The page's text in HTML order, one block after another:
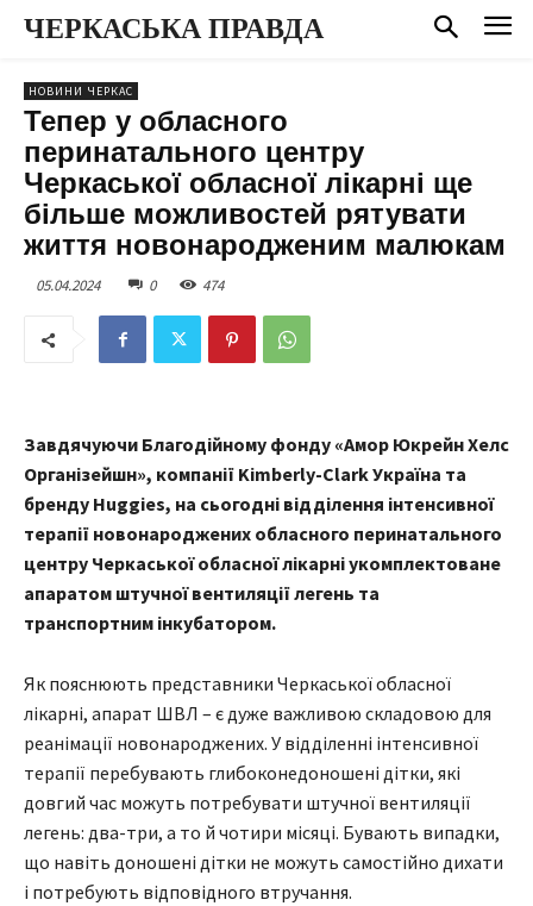
ЧЕРКАСЬКА ПРАВДА
НОВИНИ ЧЕРКАС
Тепер у обласного
перинатального центру
Черкаської обласної лікарні ще
більше можливостей рятувати
життя новонародженим малюкам
05.04.2024 0 474
Завдячуючи Благодійному фонду «Амор Юкрейн Хелс
Організейшн», компанії Kimberly-Clark Україна та
бренду Huggies, на сьогодні відділення інтенсивної
терапії новонароджених обласного перинатального
центру Черкаської обласної лікарні укомплектоване
апаратом штучної вентиляції легень та
транспортним інкубатором.
Як пояснюють представники Черкаської обласної
лікарні, апарат ШВЛ – є дуже важливою складовою для
реанімації новонароджених. У відділенні інтенсивної
терапії перебувають глибоконедоношені дітки, які
довгий час можуть потребувати штучної вентиляції
легень: два-три, а то й чотири місяці. Бувають випадки,
що навіть доношені дітки не можуть самостійно дихати
і потребують відповідного втручання.